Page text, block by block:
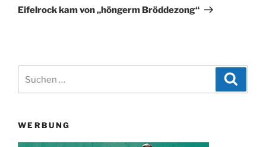
Beitrag
Eifelrock kam von „höngerm Bröddezong“
WERBUNG